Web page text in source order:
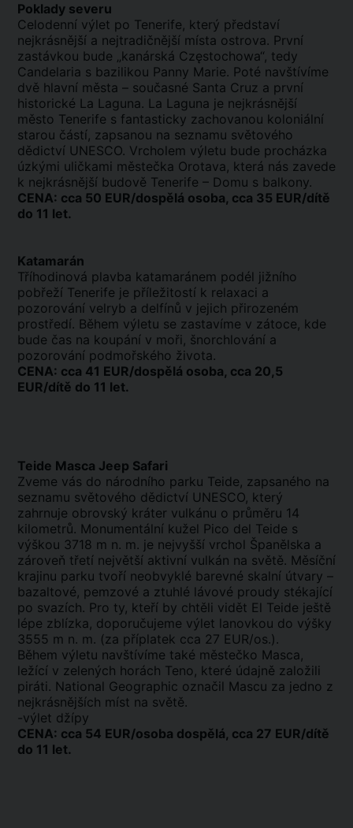
Poklady severu
Celodenní výlet po Tenerife, který představí
nejkrásnější a nejtradičnější místa ostrova. První
zastávkou bude „kanárská Częstochowa“, tedy
Candelaria s bazilikou Panny Marie. Poté navštívíme
dvě hlavní města – současné Santa Cruz a první
historické La Laguna. La Laguna je nejkrásnější
město Tenerife s fantasticky zachovanou koloniální
starou částí, zapsanou na seznamu světového
dědictví UNESCO. Vrcholem výletu bude procházka
úzkými uličkami městečka Orotava, která nás zavede
k nejkrásnější budově Tenerife – Domu s balkony.
CENA: cca 50 EUR/dospělá osoba, cca 35 EUR/dítě
do 11 let.
Katamarán
Tříhodinová plavba katamaránem podél jižního
pobřeží Tenerife je příležitostí k relaxaci a
pozorování velryb a delfínů v jejich přirozeném
prostředí. Během výletu se zastavíme v zátoce, kde
bude čas na koupání v moři, šnorchlování a
pozorování podmořského života.
CENA: cca 41 EUR/dospělá osoba, cca 20,5
EUR/dítě do 11 let.
Teide Masca Jeep Safari
Zveme vás do národního parku Teide, zapsaného na
seznamu světového dědictví UNESCO, který
zahrnuje obrovský kráter vulkánu o průměru 14
kilometrů. Monumentální kužel Pico del Teide s
výškou 3718 m n. m. je nejvyšší vrchol Španělska a
zároveň třetí největší aktivní vulkán na světě. Měsíční
krajinu parku tvoří neobvyklé barevné skalní útvary –
bazaltové, pemzové a ztuhlé lávové proudy stékající
po svazích. Pro ty, kteří by chtěli vidět El Teide ještě
lépe zblízka, doporučujeme výlet lanovkou do výšky
3555 m n. m. (za příplatek cca 27 EUR/os.).
Během výletu navštívíme také městečko Masca,
ležící v zelených horách Teno, které údajně založili
piráti. National Geographic označil Mascu za jedno z
nejkrásnějších míst na světě.
-výlet džípy
CENA: cca 54 EUR/osoba dospělá, cca 27 EUR/dítě
do 11 let.